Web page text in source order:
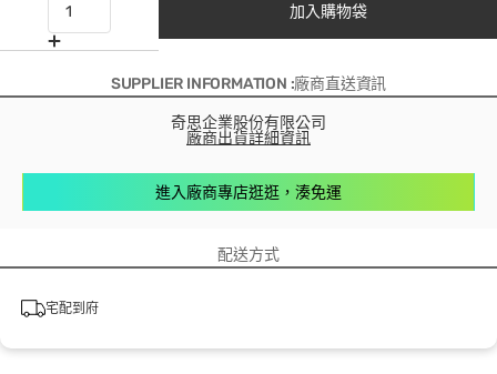
加入購物袋
SUPPLIER INFORMATION :廠商直送資訊
奇思企業股份有限公司
廠商出貨詳細資訊
進入廠商專店逛逛，湊免運
配送方式
宅配到府